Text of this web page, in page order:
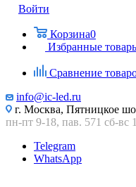
Войти
Корзина0
Избранные
Сравнение
info@ic-led.ru
г. Москва, Пятницкое
пн-пт 9-18, пав. 571 сб-вс
Telegram
WhatsApp